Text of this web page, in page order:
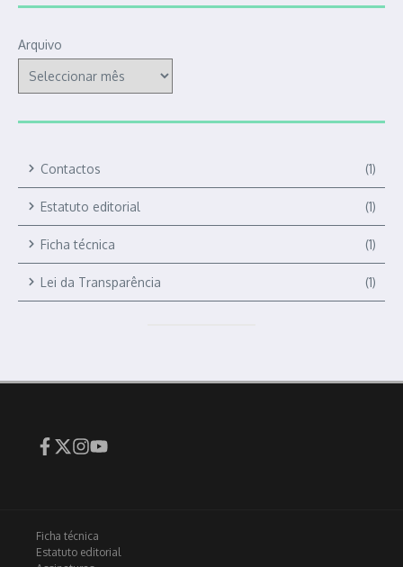
Arquivo
Contactos (1)
Estatuto editorial (1)
Ficha técnica (1)
Lei da Transparência (1)
Ficha técnica
Estatuto editorial